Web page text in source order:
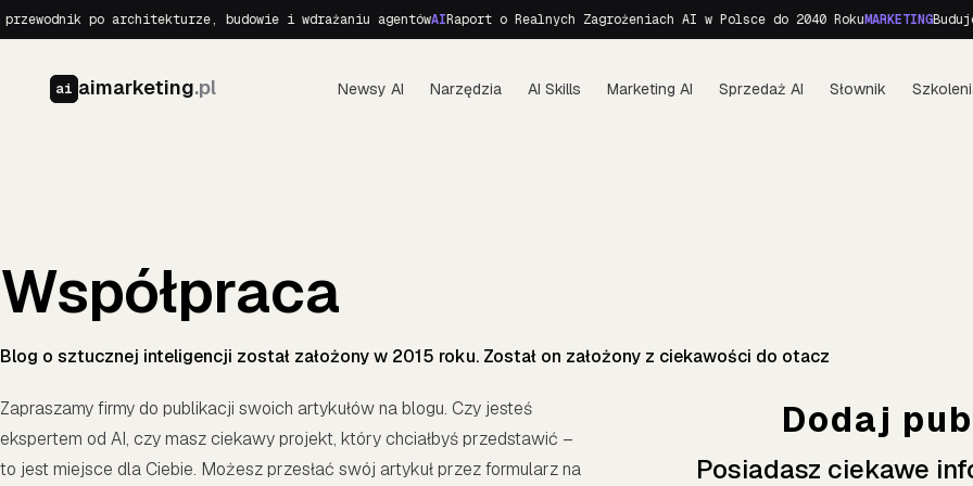
po architekturze, budowie i wdrażaniu agentówAIRaport o Realnych Zagrożeniach AI w Polsce do 2040 RokuMARKETING
ai aimarketing.pl Newsy AI Narzędzia AI Skills Marketing AI Sprzedaż AI Słownik
Współpraca
Blog o sztucznej inteligencji został założony w 2015 roku. Został on założony z ciekawości do otacz
Zapraszamy firmy do publikacji swoich artykułów na blogu. Czy jesteś
ekspertem od AI, czy masz ciekawy projekt, który chciałbyś przedstawić –
to jest miejsce dla Ciebie. Możesz przesłać swój artykuł przez formularz na
Dodaj
Posiadasz ciekawe